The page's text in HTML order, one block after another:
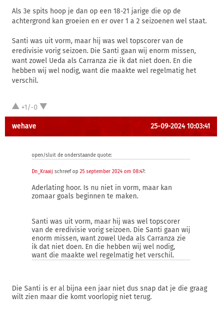
Als 3e spits hoop je dan op een 18-21 jarige die op de
achtergrond kan groeien en er over 1 a 2 seizoenen wel staat.
Santi was uit vorm, maar hij was wel topscorer van de
eredivisie vorig seizoen. Die Santi gaan wij enorm missen,
want zowel Ueda als Carranza zie ik dat niet doen. En die
hebben wij wel nodig, want die maakte wel regelmatig het
verschil.
+1/-0
wehave 25-09-2024 10:03:41
open/sluit de onderstaande quote:
Dn_Kraaij schreef op 25 september 2024 om 08:47:
Aderlating hoor. Is nu niet in vorm, maar kan
zomaar goals beginnen te maken.
Santi was uit vorm, maar hij was wel topscorer
van de eredivisie vorig seizoen. Die Santi gaan wij
enorm missen, want zowel Ueda als Carranza zie
ik dat niet doen. En die hebben wij wel nodig,
want die maakte wel regelmatig het verschil.
Die Santi is er al bijna een jaar niet dus snap dat je die graag
wilt zien maar die komt voorlopig niet terug.